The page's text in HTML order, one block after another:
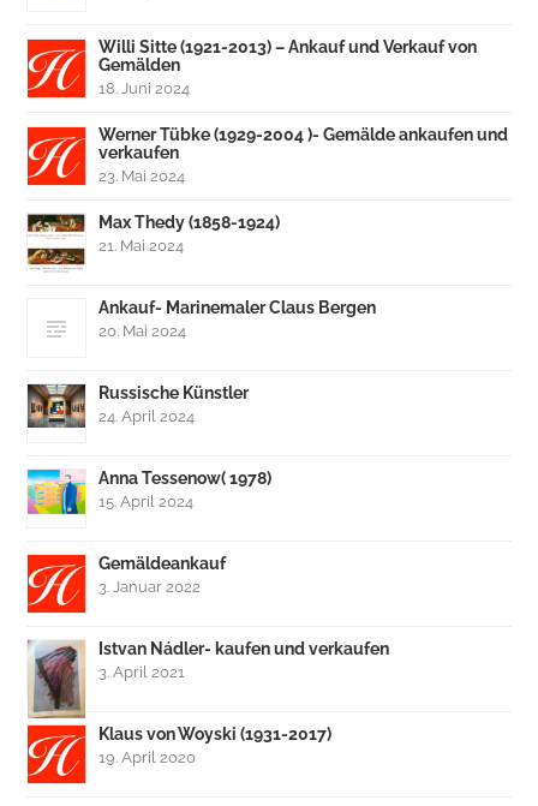
Willi Sitte (1921-2013) – Ankauf und Verkauf von
Gemälden
18. Juni 2024
Werner Tübke (1929-2004 )- Gemälde ankaufen und
verkaufen
23. Mai 2024
Max Thedy (1858-1924)
21. Mai 2024
Ankauf- Marinemaler Claus Bergen
20. Mai 2024
Russische Künstler
24. April 2024
Anna Tessenow( 1978)
15. April 2024
Gemäldeankauf
3. Januar 2022
Istvan Nádler- kaufen und verkaufen
3. April 2021
Klaus von Woyski (1931-2017)
19. April 2020